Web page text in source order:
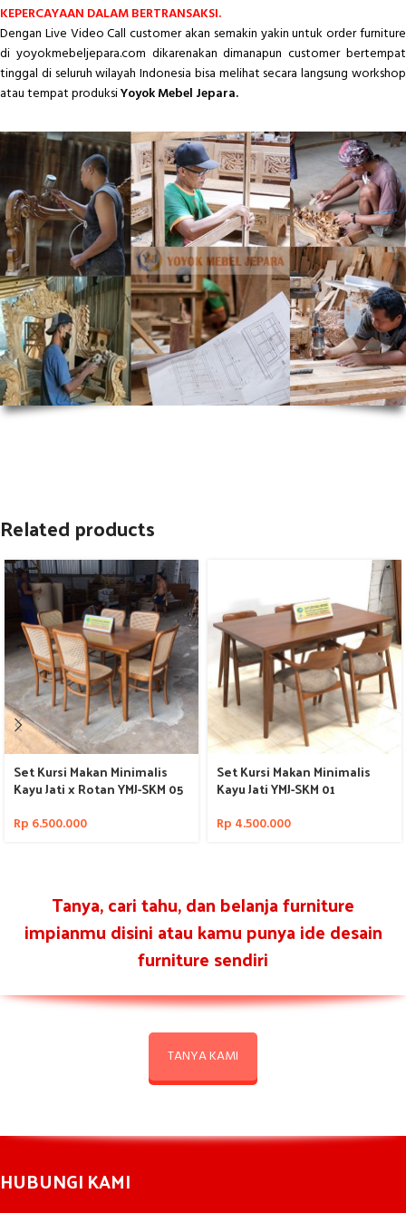
KEPERCAYAAN DALAM BERTRANSAKSI.
Dengan Live Video Call customer akan semakin yakin untuk order furniture
di yoyokmebeljepara.com dikarenakan dimanapun customer bertempat
tinggal di seluruh wilayah Indonesia bisa melihat secara langsung workshop
atau tempat produksiYoyok Mebel Jepara.
Related products
Set Kursi Makan Minimalis
Kayu Jati x Rotan YMJ-SKM 05
Rp 6.500.000
Set Kursi Makan Minimalis
Kayu Jati YMJ-SKM 01
Rp 4.500.000
Tanya, cari tahu, dan belanja furniture
impianmu disini atau kamu punya ide desain
furniture sendiri
TANYA KAMI
HUBUNGI KAMI